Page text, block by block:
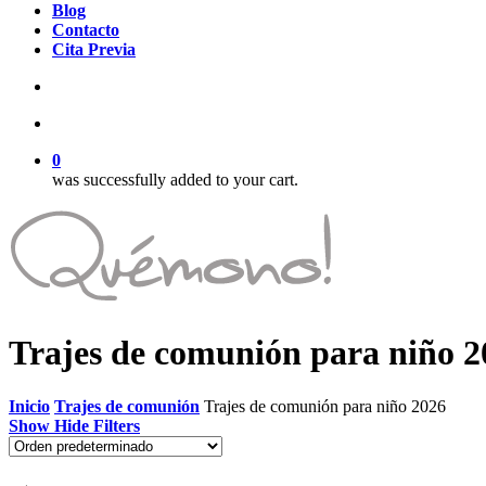
Blog
Contacto
Cita Previa
0
was successfully added to your cart.
Trajes de comunión para niño
Inicio Trajes de comunión Trajes de comunión para niño 2026
Show Hide Filters